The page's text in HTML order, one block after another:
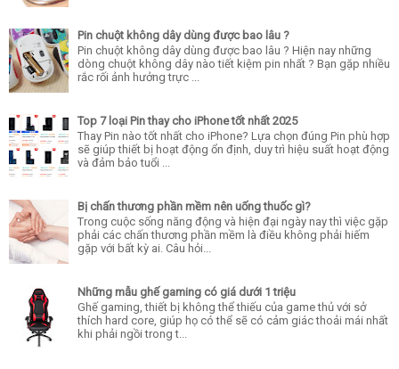
Pin chuột không dây dùng được bao lâu ?
Pin chuột không dây dùng được bao lâu ? Hiện nay những
dòng chuột không dây nào tiết kiệm pin nhất ? Bạn gặp nhiều
rắc rối ảnh hưởng trực ...
Top 7 loại Pin thay cho iPhone tốt nhất 2025
Thay Pin nào tốt nhất cho iPhone? Lựa chọn đúng Pin phù hợp
sẽ giúp thiết bị hoạt động ổn định, duy trì hiệu suất hoạt động
và đảm bảo tuổi ...
Bị chấn thương phần mềm nên uống thuốc gì?
Trong cuộc sống năng động và hiện đại ngày nay thì việc gặp
phải các chấn thương phần mềm là điều không phải hiếm
gặp với bất kỳ ai. Câu hỏi...
Những mẫu ghế gaming có giá dưới 1 triệu
Ghế gaming, thiết bị không thể thiếu của game thủ với sở
thích hard core, giúp họ có thể sẽ có cảm giác thoải mái nhất
khi phải ngồi trong t...